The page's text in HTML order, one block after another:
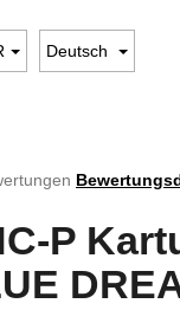
VERKAUF
Deutsch
P